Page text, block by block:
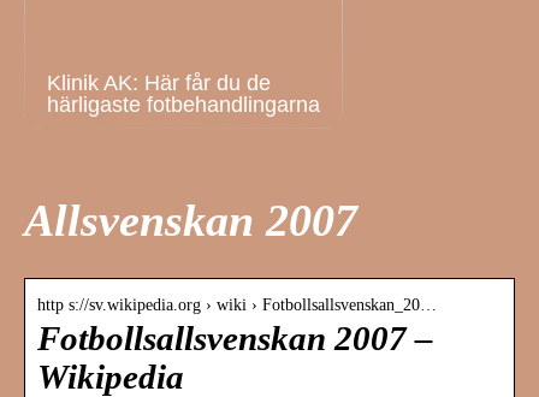
Klinik AK: Här får du de
härligaste fotbehandlingarna
Allsvenskan 2007
http s://sv.wikipedia.org › wiki › Fotbollsallsvenskan_20…
Fotbollsallsvenskan 2007 –
Wikipedia